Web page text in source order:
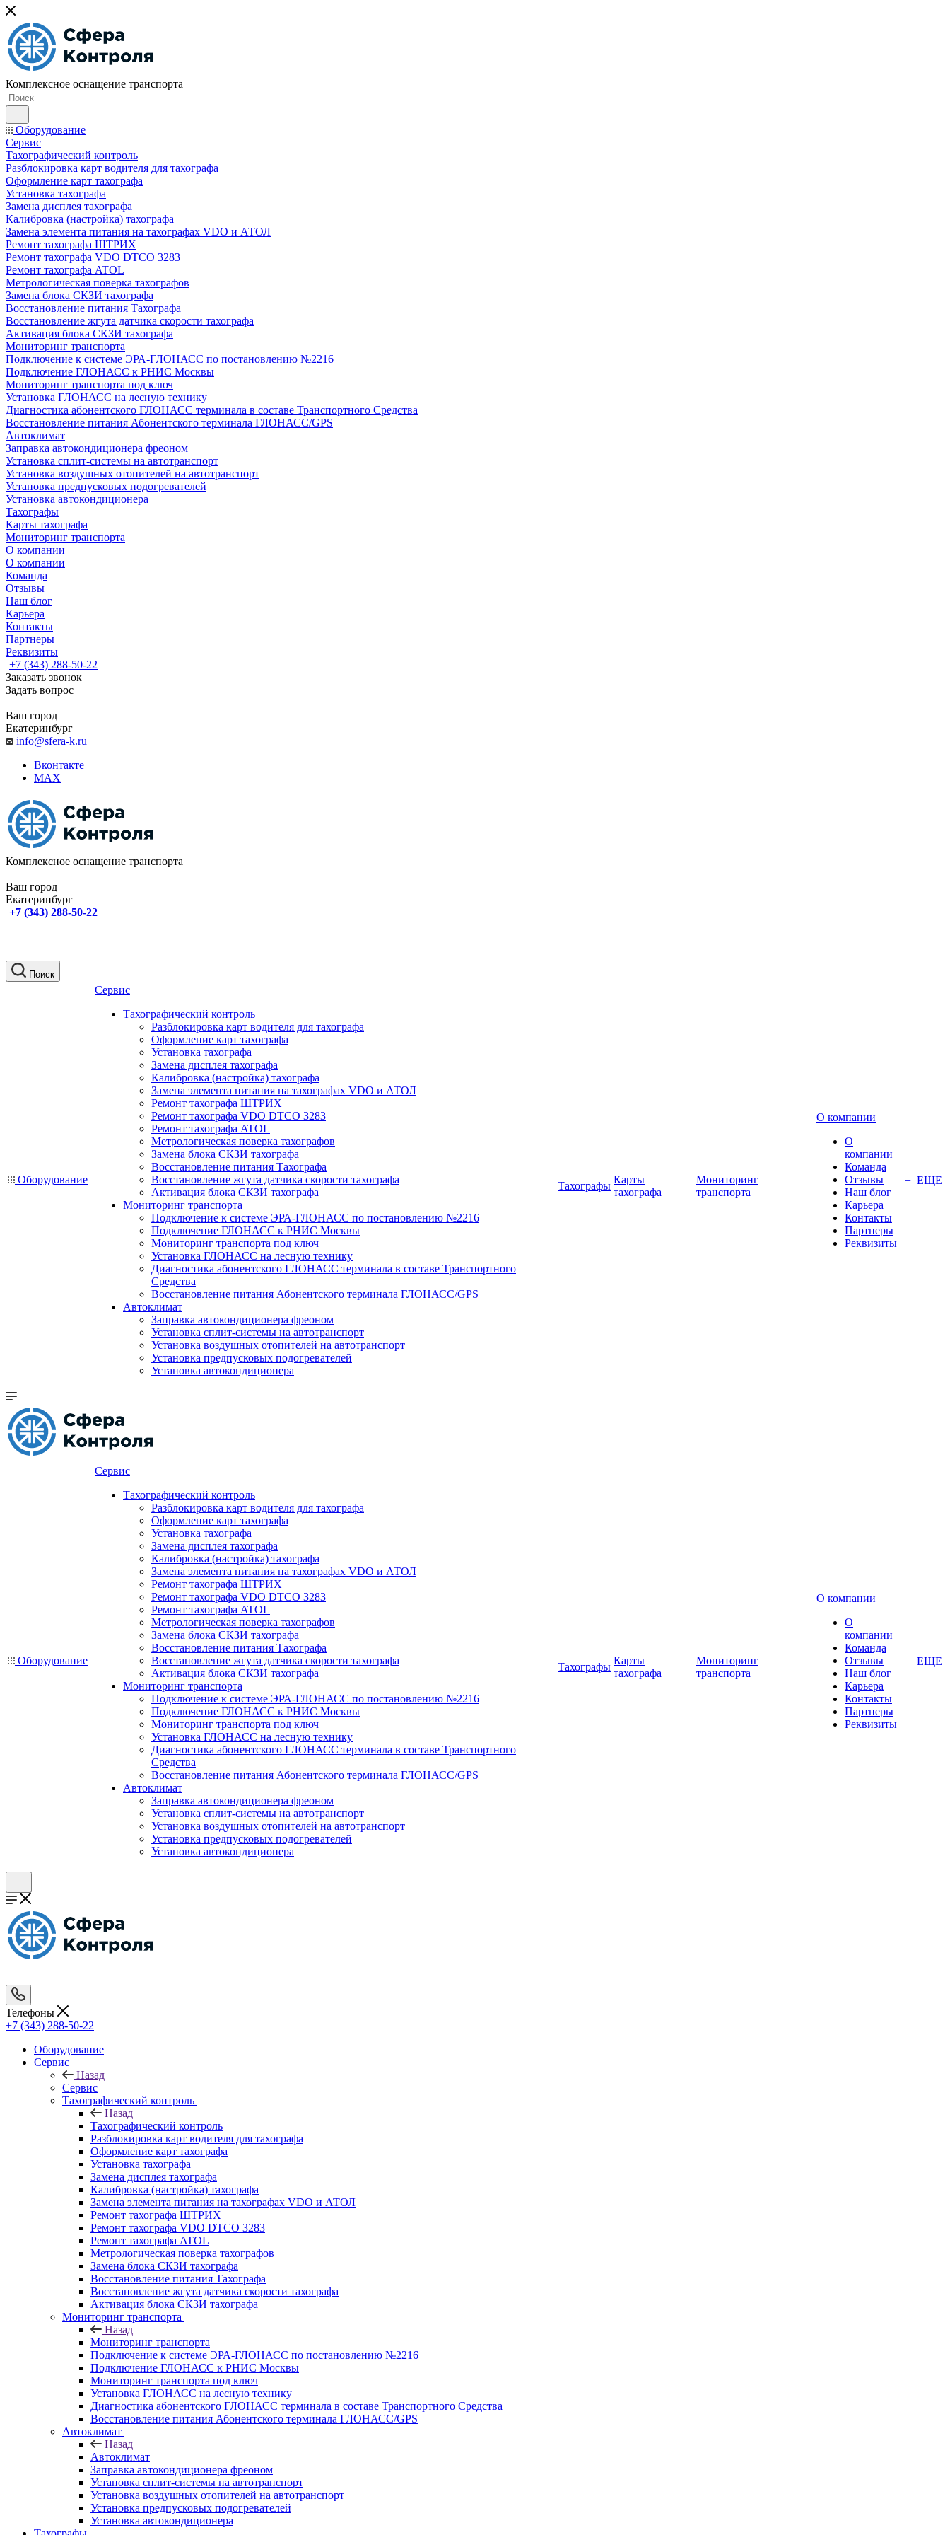
Комплексное оснащение транспорта
Оборудование
Сервис
Тахографический контроль
Разблокировка карт водителя для тахографа
Оформление карт тахографа
Установка тахографа
Замена дисплея тахографа
Калибровка (настройка) тахографа
Замена элемента питания на тахографах VDO и АТОЛ
Ремонт тахографа ШТРИХ
Ремонт тахографа VDO DTCO 3283
Ремонт тахографа ATOL
Метрологическая поверка тахографов
Замена блока СКЗИ тахографа
Восстановление питания Тахографа
Восстановление жгута датчика скорости тахографа
Активация блока СКЗИ тахографа
Мониторинг транспорта
Подключение к системе ЭРА-ГЛОНАСС по постановлению №2216
Подключение ГЛОНАСС к РНИС Москвы
Мониторинг транспорта под ключ
Установка ГЛОНАСС на лесную технику
Диагностика абонентского ГЛОНАСС терминала в составе Транспортного Средства
Восстановление питания Абонентского терминала ГЛОНАСС/GPS
Автоклимат
Заправка автокондиционера фреоном
Установка сплит-системы на автотранспорт
Установка воздушных отопителей на автотранспорт
Установка предпусковых подогревателей
Установка автокондиционера
Тахографы
Карты тахографа
Мониторинг транспорта
О компании
О компании
Команда
Отзывы
Наш блог
Карьера
Контакты
Партнеры
Реквизиты
+7 (343) 288-50-22
Заказать звонок
Задать вопрос
Ваш город
Екатеринбург
info@sfera-k.ru
Вконтакте
MAX
Комплексное оснащение транспорта
Ваш город
Екатеринбург
+7 (343) 288-50-22
Поиск
Оборудование
Сервис
Тахографический контроль
Разблокировка карт водителя для тахографа
Оформление карт тахографа
Установка тахографа
Замена дисплея тахографа
Калибровка (настройка) тахографа
Замена элемента питания на тахографах VDO и АТОЛ
Ремонт тахографа ШТРИХ
Ремонт тахографа VDO DTCO 3283
Ремонт тахографа ATOL
Метрологическая поверка тахографов
Замена блока СКЗИ тахографа
Восстановление питания Тахографа
Восстановление жгута датчика скорости тахографа
Активация блока СКЗИ тахографа
Мониторинг транспорта
Подключение к системе ЭРА-ГЛОНАСС по постановлению №2216
Подключение ГЛОНАСС к РНИС Москвы
Мониторинг транспорта под ключ
Установка ГЛОНАСС на лесную технику
Диагностика абонентского ГЛОНАСС терминала в составе Транспортного
Средства
Восстановление питания Абонентского терминала ГЛОНАСС/GPS
Автоклимат
Заправка автокондиционера фреоном
Установка сплит-системы на автотранспорт
Установка воздушных отопителей на автотранспорт
Установка предпусковых подогревателей
Установка автокондиционера
Тахографы
Карты
тахографа
Мониторинг
транспорта
О компании
О
компании
Команда
Отзывы
Наш блог
Карьера
Контакты
Партнеры
Реквизиты
+ ЕЩЕ
Оборудование
Сервис
Тахографический контроль
Разблокировка карт водителя для тахографа
Оформление карт тахографа
Установка тахографа
Замена дисплея тахографа
Калибровка (настройка) тахографа
Замена элемента питания на тахографах VDO и АТОЛ
Ремонт тахографа ШТРИХ
Ремонт тахографа VDO DTCO 3283
Ремонт тахографа ATOL
Метрологическая поверка тахографов
Замена блока СКЗИ тахографа
Восстановление питания Тахографа
Восстановление жгута датчика скорости тахографа
Активация блока СКЗИ тахографа
Мониторинг транспорта
Подключение к системе ЭРА-ГЛОНАСС по постановлению №2216
Подключение ГЛОНАСС к РНИС Москвы
Мониторинг транспорта под ключ
Установка ГЛОНАСС на лесную технику
Диагностика абонентского ГЛОНАСС терминала в составе Транспортного
Средства
Восстановление питания Абонентского терминала ГЛОНАСС/GPS
Автоклимат
Заправка автокондиционера фреоном
Установка сплит-системы на автотранспорт
Установка воздушных отопителей на автотранспорт
Установка предпусковых подогревателей
Установка автокондиционера
Тахографы
Карты
тахографа
Мониторинг
транспорта
О компании
О
компании
Команда
Отзывы
Наш блог
Карьера
Контакты
Партнеры
Реквизиты
+ ЕЩЕ
Телефоны
+7 (343) 288-50-22
Оборудование
Сервис
Назад
Сервис
Тахографический контроль
Назад
Тахографический контроль
Разблокировка карт водителя для тахографа
Оформление карт тахографа
Установка тахографа
Замена дисплея тахографа
Калибровка (настройка) тахографа
Замена элемента питания на тахографах VDO и АТОЛ
Ремонт тахографа ШТРИХ
Ремонт тахографа VDO DTCO 3283
Ремонт тахографа ATOL
Метрологическая поверка тахографов
Замена блока СКЗИ тахографа
Восстановление питания Тахографа
Восстановление жгута датчика скорости тахографа
Активация блока СКЗИ тахографа
Мониторинг транспорта
Назад
Мониторинг транспорта
Подключение к системе ЭРА-ГЛОНАСС по постановлению №2216
Подключение ГЛОНАСС к РНИС Москвы
Мониторинг транспорта под ключ
Установка ГЛОНАСС на лесную технику
Диагностика абонентского ГЛОНАСС терминала в составе Транспортного Средства
Восстановление питания Абонентского терминала ГЛОНАСС/GPS
Автоклимат
Назад
Автоклимат
Заправка автокондиционера фреоном
Установка сплит-системы на автотранспорт
Установка воздушных отопителей на автотранспорт
Установка предпусковых подогревателей
Установка автокондиционера